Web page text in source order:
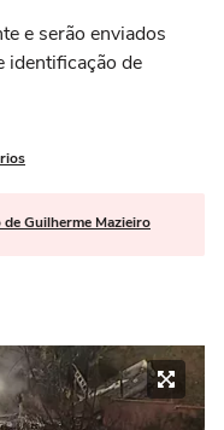
e serão enviados
identificação de
Guilherme Mazieiro